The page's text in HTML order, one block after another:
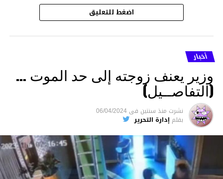
اضغط للتعليق
أخبار
وزير يعنف زوجته إلى حد الموت …
(التفاصــيل)
نشرت منذ سنتين فى 06/04/2024
بقلم إدارة التحرير